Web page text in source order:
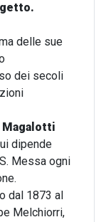
delle sue
dei secoli
Magalotti
dipende
Messa ogni
dal 1873 al
Melchiorri,